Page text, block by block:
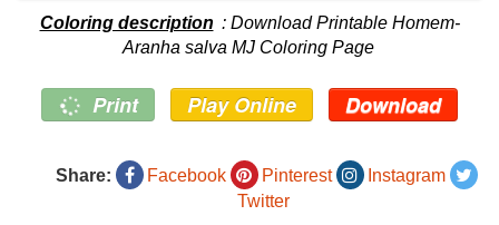
Coloring description : Download Printable Homem-
Aranha salva MJ Coloring Page
Print Play Online Download
Share: Facebook Pinterest
Instagram
Twitter